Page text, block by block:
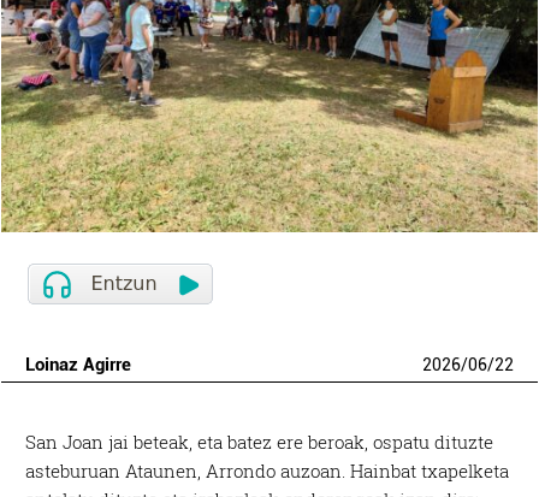
Loinaz Agirre 2026/06/22
San Joan jai beteak, eta batez ere beroak, ospatu dituzte
asteburuan Ataunen, Arrondo auzoan. Hainbat txapelketa